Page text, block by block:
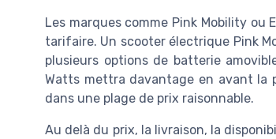
Les marques comme Pink Mobility
tarifaire. Un scooter électrique Pink
plusieurs options de batterie
Watts mettra davantage en avant la
dans une plage de prix raisonnable.
Au delà du prix, la livraison, la